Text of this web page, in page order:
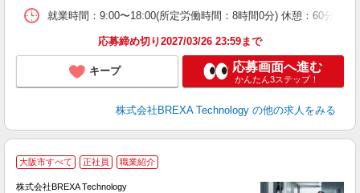
就業時間：9:00〜18:00(所定労働時間：8時間0分) 休憩：60分
応募締め切り2027/03/26 23:59まで
キープ 応募画面へ進む
かんたん3ステップ！
株式会社BREXA Technology の他の求人をみる
大阪市すべて 正社員 職業紹介
株式会社BREXA Technology